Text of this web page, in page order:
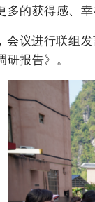
多的获得感、幸
会议进行联组
报告》。